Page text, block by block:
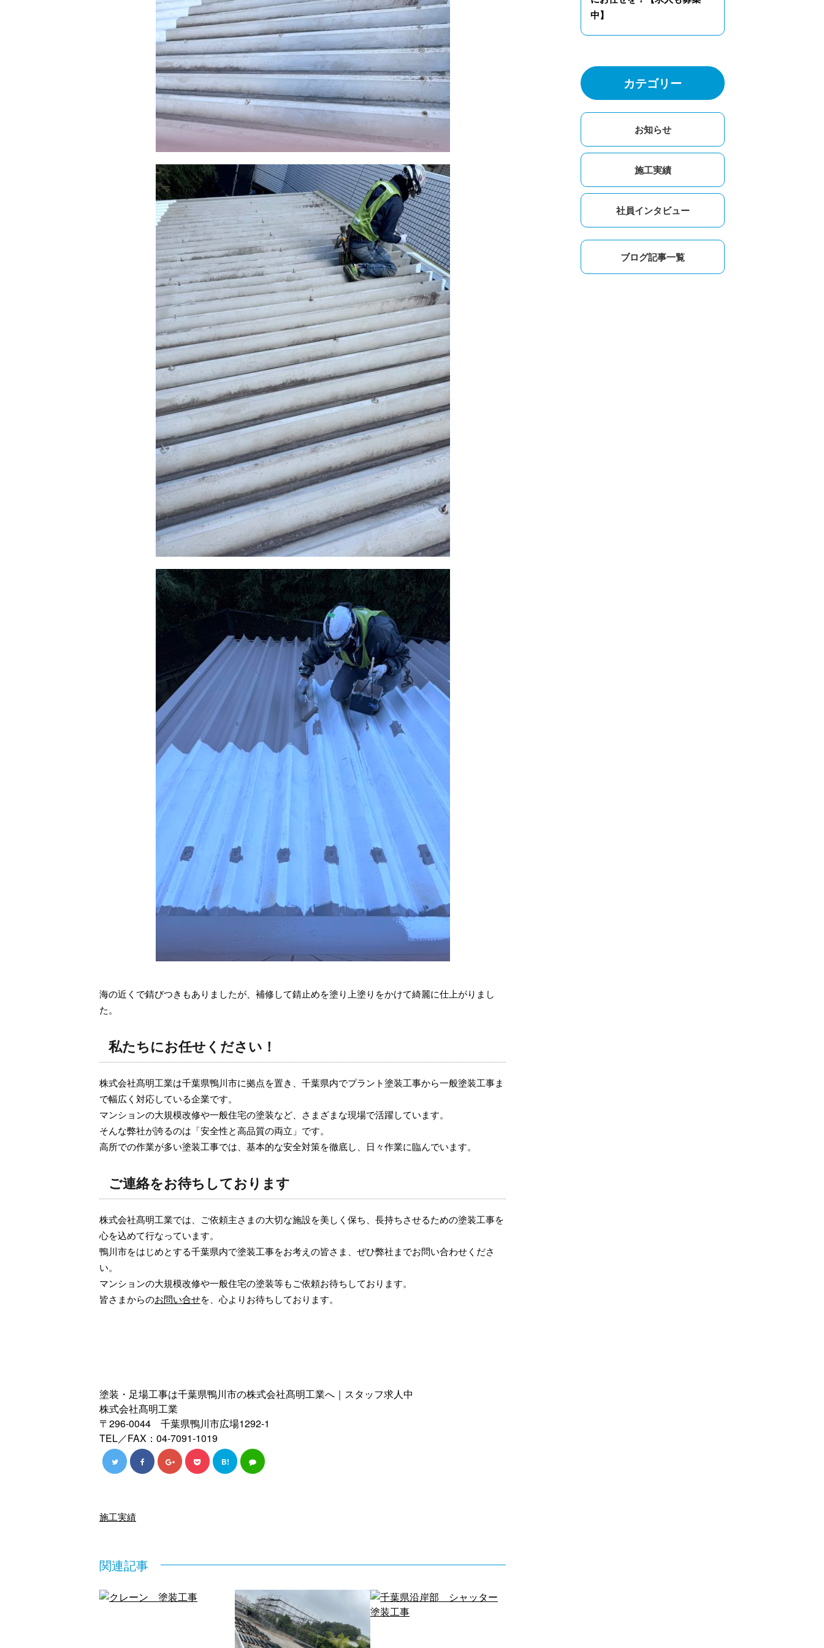
海の近くで錆びつきもありましたが、補修して錆止めを塗り上塗りをかけて綺麗に仕上がりまし
た。
私たちにお任せください！
株式会社髙明工業は千葉県鴨川市に拠点を置き、千葉県内でプラント塗装工事から一般塗装工事ま
で幅広く対応している企業です。
マンションの大規模改修や一般住宅の塗装など、さまざまな現場で活躍しています。
そんな弊社が誇るのは「安全性と高品質の両立」です。
高所での作業が多い塗装工事では、基本的な安全対策を徹底し、日々作業に臨んでいます。
ご連絡をお待ちしております
株式会社髙明工業では、ご依頼主さまの大切な施設を美しく保ち、長持ちさせるための塗装工事を
心を込めて行なっています。
鴨川市をはじめとする千葉県内で塗装工事をお考えの皆さま、ぜひ弊社までお問い合わせくださ
い。
マンションの大規模改修や一般住宅の塗装等もご依頼お待ちしております。
皆さまからのお問い合せを、心よりお待ちしております。
塗装・足場工事は千葉県鴨川市の株式会社髙明工業へ｜スタッフ求人中
株式会社髙明工業
〒296-0044 千葉県鴨川市広場1292-1
TEL／FAX：04-7091-1019
B!
施工実績
関連記事
中】
カテゴリー
お知らせ
施工実績
社員インタビュー
ブログ記事一覧